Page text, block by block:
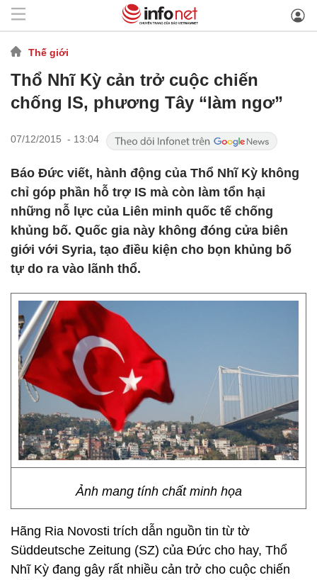
Thế giới
Thổ Nhĩ Kỳ cản trở cuộc chiến
chống IS, phương Tây “làm ngơ”
07/12/2015 - 13:04
Báo Đức viết, hành động của Thổ Nhĩ Kỳ không
chỉ góp phần hỗ trợ IS mà còn làm tổn hại
những nỗ lực của Liên minh quốc tế chống
khủng bố. Quốc gia này không đóng cửa biên
giới với Syria, tạo điều kiện cho bọn khủng bố
tự do ra vào lãnh thổ.
Ảnh mang tính chất minh họa
Hãng Ria Novosti trích dẫn nguồn tin từ tờ
Süddeutsche Zeitung (SZ) của Đức cho hay, Thổ
Nhĩ Kỳ đang gây rất nhiều cản trở cho cuộc chiến